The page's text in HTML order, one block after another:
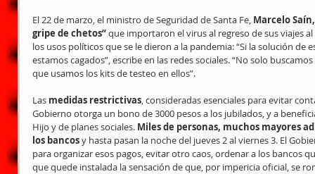
El 22 de marzo, el ministro de Seguridad de Santa Fe, Marcelo
gripe de chetos” que importaron el virus al regreso de sus viajes
los usos políticos que se le dieron a la pandemia: “Si la solución de
estamos cagados”, escribe en las redes sociales. “No solo
que usamos los kits de testeo en ellos”.
Las medidas restrictivas, consideradas esenciales para evitar
Gobierno otorga un bono de 3000 pesos a los jubilados, y a
Hijo y de planes sociales. Miles de personas, muchos mayores
los bancos y hasta pasan la noche del jueves 2 al viernes 3. El
para organizar esos pagos, evitar otro caos, ordenar a los bancos
que quede instalada la sensación de que, por impericia oficial, se